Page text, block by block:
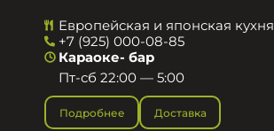
Европейская и японская кухня
+7 (925) 000-08-85
Караоке- бар
Пт-сб 22:00 — 5:00
Подробнее Доставка